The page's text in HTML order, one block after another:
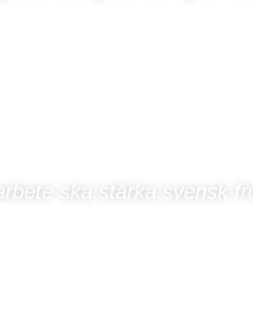
ska stärka svensk